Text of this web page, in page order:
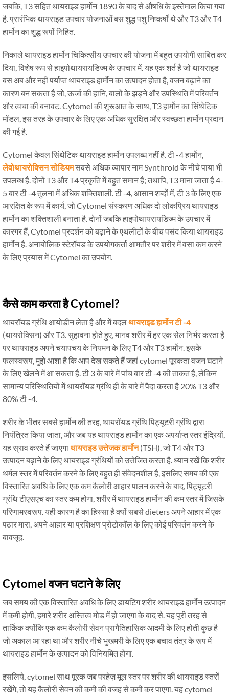
जबकि, T3 सहित थायराइड हार्मोन 1890 के बाद से औषधि के इस्तेमाल किया गया
है. प्रारंभिक थायराइड उपचार योजनाओं बस शुद्ध पशु निष्कर्षों थे और T3 और T4
हार्मोन का शुद्ध रूपों निहित.
निकाले थायराइड हार्मोन चिकित्सीय उपचार की योजना में बहुत उपयोगी साबित कर
दिया, विशेष रूप से हाइपोथायरायडिज्म के उपचार में. यह एक शर्त है जो थायराइड
बस अब और नहीं पर्याप्त थायराइड हार्मोन का उत्पादन होता है, वजन बढ़ाने का
कारण बन सकता है जो, ऊर्जा की हानि, बालों के झड़ने और उपस्थिति में परिवर्तन
और त्वचा की बनावट. Cytomel की शुरूआत के साथ, T3 हार्मोन का सिंथेटिक
मॉडल, इस तरह के उपचार के लिए एक अधिक सुरक्षित और स्वच्छता हार्मोन प्रदान
की गई है.
Cytomel केवल सिंथेटिक थायराइड हार्मोन उपलब्ध नहीं है. टी -4 हार्मोन,
लेवोथायरोक्सिन सोडियमसबसे अधिक व्यापार नाम Synthroid के नीचे पाया भी
उपलब्ध है. दोनों T3 और T4 प्रकृति में बहुत समान हैं; तथापि, T3 माना जाता है 4-
5 बार टी -4 तुलना में अधिक शक्तिशाली. टी -4, आसान शब्दों में, टी 3 के लिए एक
आरक्षित के रूप में कार्य, जो Cytomel संस्करण अधिक दो लोकप्रिय थायराइड
हार्मोन का शक्तिशाली बनाता है. दोनों जबकि हाइपोथायरायडिज्म के उपचार में
कारगर हैं, Cytomel प्रदर्शन को बढ़ाने के एथलीटों के बीच पसंद किया थायराइड
हार्मोन है. अनाबोलिक स्टेरॉयड के उपयोगकर्ता आमतौर पर शरीर में वसा कम करने
के लिए प्रयास में Cytomel का उपयोग.
कैसे काम करता है Cytomel?
थायरॉयड ग्रंथि आयोडीन लेता है और में बदलथायराइड हार्मोन टी -4
(थायरोक्सिन) और T3. सुहावना होते हुए, मानव शरीर में हर एक सेल निर्भर करता है
पर थायराइड अपने चयापचय के नियमन के लिए T4 और T3 हार्मोन. इसके
फलस्वरूप, मुझे आशा है कि आप देख सकते हैं जहां cytomel पूरकता वजन घटाने
के लिए खेलने में आ सकता है. टी 3 के बारे में पांच बार टी -4 की ताकत है, लेकिन
सामान्य परिस्थितियों में थायरॉयड ग्रंथि ही के बारे में पैदा करता है 20% T3 और
80% टी -4.
शरीर के भीतर सबसे हार्मोन की तरह, थायरॉयड ग्रंथि पिट्यूटरी ग्रंथि द्वारा
नियंत्रित किया जाता, और जब यह थायराइड हार्मोन का एक अपर्याप्त स्तर इंद्रियों,
यह स्राव करते हैं जाएगाथायराइड उत्तेजक हार्मोन(TSH), जो T4 और T3
उत्पादन बढ़ाने के लिए थायराइड ग्रंथियों को उत्तेजित करता है. ध्यान रखें कि शरीर
थर्मल स्तर में परिवर्तन करने के लिए बहुत ही संवेदनशील है, इसलिए समय की एक
विस्तारित अवधि के लिए एक कम कैलोरी आहार पालन करने के बाद, पिट्यूटरी
ग्रंथि टीएसएच का स्तर कम होगा, शरीर में थायराइड हार्मोन की कम स्तर में जिसके
परिणामस्वरूप. यही कारण है का हिस्सा है क्यों सबसे dieters अपने आहार में एक
पठार मारा, अपने आहार या प्रशिक्षण प्रोटोकॉल के लिए कोई परिवर्तन करने के
बावजूद.
Cytomel वजन घटाने के लिए
जब समय की एक विस्तारित अवधि के लिए डायटिंग शरीर थायराइड हार्मोन उत्पादन
में कमी होगी, हमारे शरीर अस्तित्व मोड में हो जाएगा के बाद से. यह पूरी तरह से
तार्किक क्योंकि एक कम कैलोरी सेवन प्रागैतिहासिक आदमी के लिए होती कुछ है
जो अकाल आ रहा था और शरीर नीचे भुखमरी के लिए एक बचाव तंत्र के रूप में
थायराइड हार्मोन के उत्पादन को विनियमित होगा.
इसलिये, cytomel साथ पूरक जब परहेज़ मूल स्तर पर शरीर की थायराइड स्तरों
रखेंगे, तो यह कैलोरी सेवन की कमी की वजह से कमी कर पाएगा. यह cytomel